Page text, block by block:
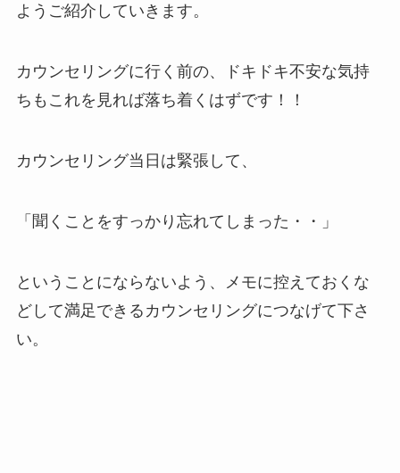
ようご紹介していきます。
カウンセリングに行く前の、ドキドキ不安な気持
ちもこれを見れば落ち着くはずです！！
カウンセリング当日は緊張して、
「聞くことをすっかり忘れてしまった・・」
ということにならないよう、メモに控えておくな
どして満足できるカウンセリングにつなげて下さ
い。